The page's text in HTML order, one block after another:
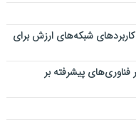
شبکه‌های ارزش برای
پیشرفته بر